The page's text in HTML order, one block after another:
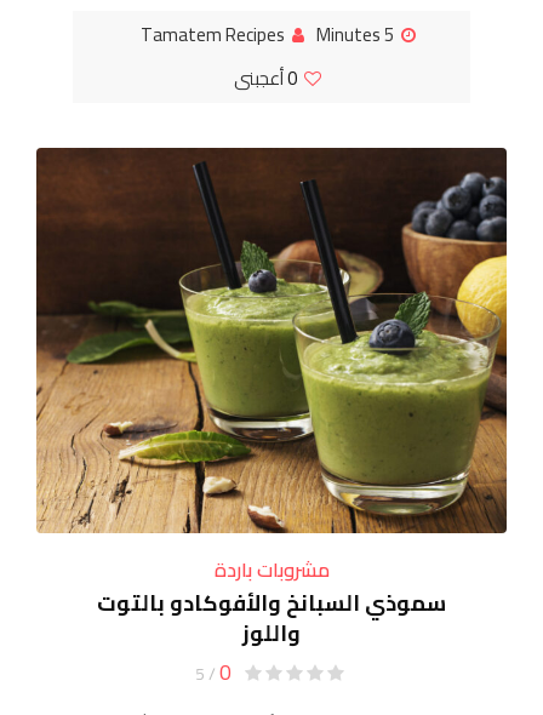
العصير هو خيار ممتاز لبداية يوم مليء
5 Minutes
Tamatem Recipes
0أعجبنى
مشروبات باردة
سموذي السبانخ والأفوكادو بالتوت
واللوز
0
/ 5